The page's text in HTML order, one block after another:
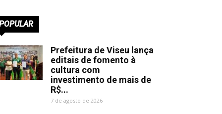
Prefeitura de Viseu lança
editais de fomento à
cultura com
investimento de mais de
R$...
7 de agosto de 2026